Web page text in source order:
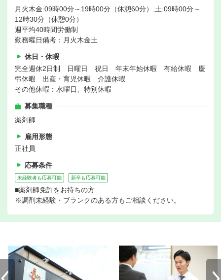
月火木金:09時00分～19時00分（休憩60分）,土:09時00分～
12時30分（休憩0分）
週平均40時間労働制
勤務曜日備考：月火木金土
休日・休暇
完全週休2日制 日曜日 祝日 年末年始休暇 有給休暇 慶
弔休暇 出産・育児休暇 介護休暇
その他休暇：水曜日、特別休暇
募集職種
薬剤師
雇用形態
正社員
応募条件
未経験者も応募可能 新卒も応募可能
■薬剤師免許をお持ちの方
※調剤未経験・ブランクのある方もご相談ください。